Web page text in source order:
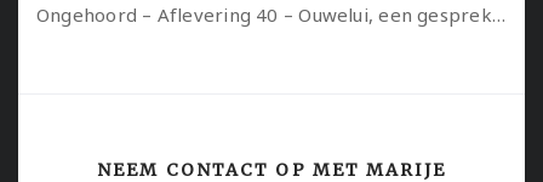
Ongehoord – Aflevering 40 – Ouwelui, een gesprek met Sadie Lune over vormende relaties en de geschiedenis van de queer pornobeweging
NEEM CONTACT OP MET MARIJE